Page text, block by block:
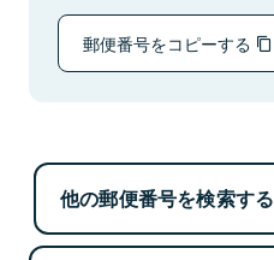
郵便番号をコピーする
他の郵便番号を検索する